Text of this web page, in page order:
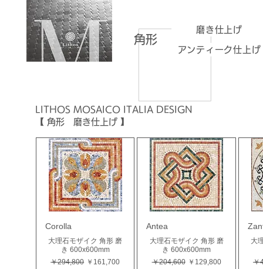
角形
磨き仕上げ
アンティーク仕上げ
LITHOS MOSAICO ITALIA DESIGN
【 角形 磨き仕上げ 】
Corolla
大理石モザイク 角形 磨
き 600x600mm
通常価格
￥294,800 セール価格
￥161,700
Antea
大理石モザイク 角形 磨
き 600x600mm
通常価格
￥204,600 セール価格
￥129,800
大
通
￥